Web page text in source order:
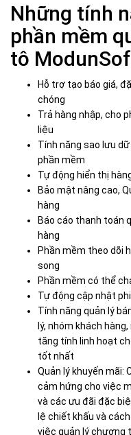
Những tính
phần mềm
tô
Hỗ trợ tạo báo giá,
chóng
Trả hàng nhập, cho
liệu
Tính năng sao lưu
phần mềm
Tự động hiển thị
Bảo mật nâng cao,
hàng
Báo cáo thanh toán
hàng
Phần mềm theo dõi
song
Phần mềm có thể
Tự động cập nhật
Tính năng quản lý
lý, nhóm khách
tăng tính linh hoạt
tốt nhất
Quản lý khuyến mãi:
cảm hứng cho việc
và các ưu đãi đặc
lệ chiết khấu và
việc quản lý chương